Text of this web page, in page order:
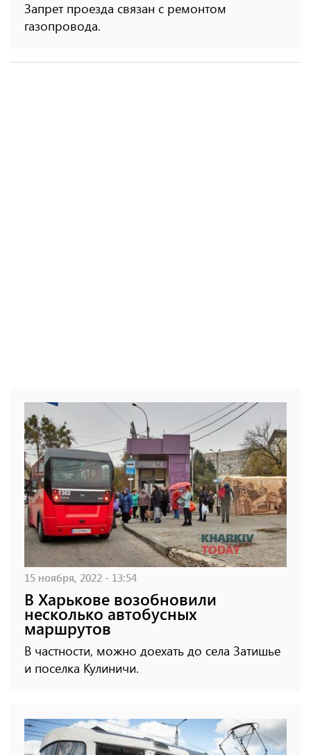
Запрет проезда связан с ремонтом
газопровода.
15 ноября, 2022 - 13:54
В Харькове возобновили
несколько автобусных
маршрутов
В частности, можно доехать до села Затишье
и поселка Кулиничи.